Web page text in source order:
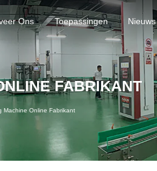
Ons Toepassingen Nieuws
FABRIKANT
Machine Online Fabrikant